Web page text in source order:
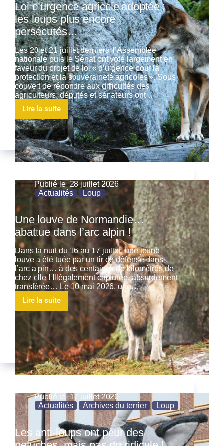
Loi d’urgence agricole adoptée :
les loups plus encore
persécutés…
Les 20 et 21 juillet derniers, l’Assemblée
nationale puis le Sénat ont voté largement en
faveur du projet de loi « d’urgence pour la
protection et la souveraineté agricoles ». Sous
couvert de répondre aux difficultés des
agriculteurs, députés et sénateurs ont…
Lire la suite
Publié le 28 juillet 2026
Actualités
Loup
Une louve de Normandie…
abattue dans l’arc alpin !
Dans la nuit du 16 au 17 juillet, une jeune
louve a été tuée par un tir de défense dans
l’arc alpin… à des centaines de kilomètres de
chez elle ! Illégalement capturée, absurdement
transférée… Le 10 mai 2026, une…
Lire la suite
Publié le 17 juillet 2026
Actualités
Archives du terrier Loup
Les anti-loups ont peur des